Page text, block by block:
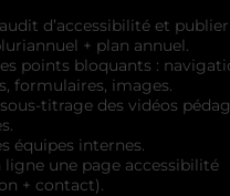
d’accessibilité et
+ plan annuel.
points bloquants :
formulaires, images.
titrage des vidéos
équipes internes.
ligne une page accessibilité
+ contact).